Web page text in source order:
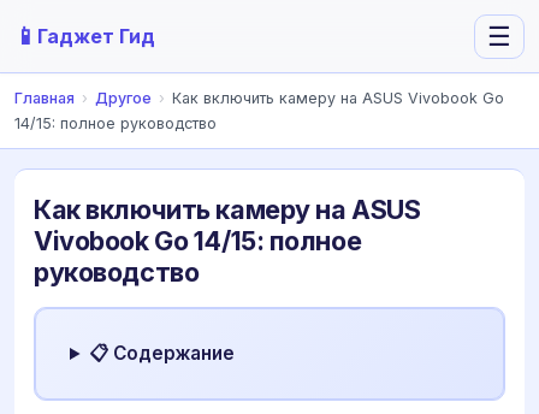
📱 Гаджет Гид ☰
Главная › Другое › Как включить камеру на ASUS Vivobook Go
14/15: полное руководство
Как включить камеру на ASUS
Vivobook Go 14/15: полное
руководство
📋 Содержание